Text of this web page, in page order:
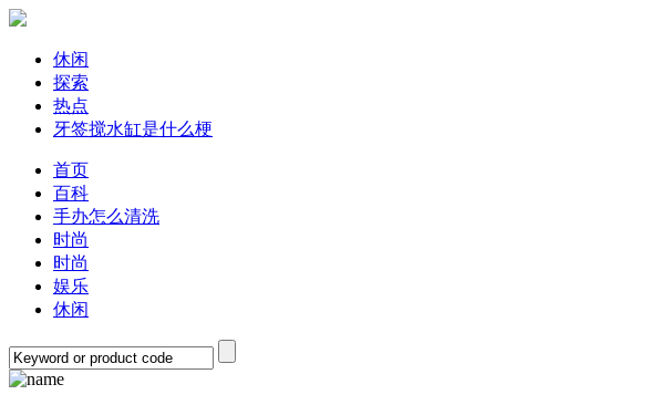
休闲
探索
热点
牙签搅水缸是什么梗
首页
百科
手办怎么清洗
时尚
时尚
娱乐
休闲